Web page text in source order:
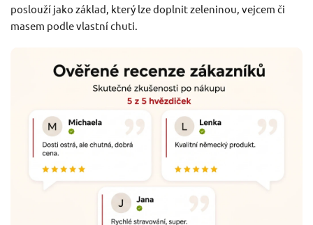
poslouží jako základ, který lze doplnit zeleninou, vejcem či
masem podle vlastní chuti.